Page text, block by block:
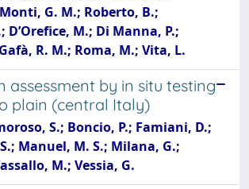
G. M.; Roberto, B.;
D’Orefice, M.; Di Manna, P.;
R. M.; Roma, M.; Vita, L.
assessment by in situ testing
plain (central Italy)
S.; Boncio, P.; Famiani, D.;
Manuel, M. S.; Milana, G.;
M.; Vessia, G.